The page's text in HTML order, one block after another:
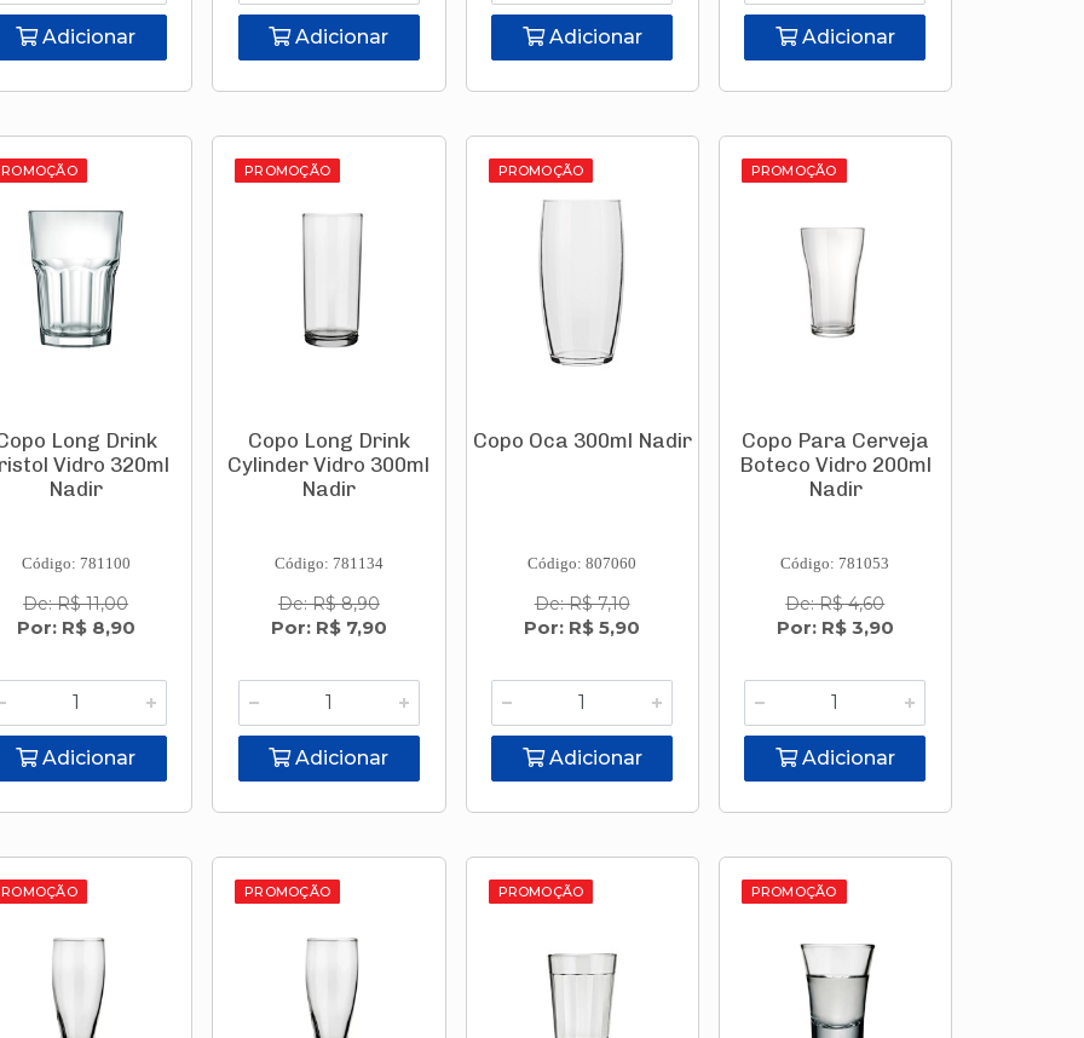
Adicionar Adicionar Adicionar Adicionar
Long Drink
Vidro 320ml
Nadir
Código: 781100
De: R$ 11,00
Por: R$ 8,90
Adicionar
PROMOÇÃO
Copo Long Drink
Cylinder Vidro 300ml
Nadir
Código: 781134
De: R$ 8,90
Por: R$ 7,90
Adicionar
PROMOÇÃO
Copo Oca 300ml Nadir
Código: 807060
De: R$ 7,10
Por: R$ 5,90
Adicionar
PROMOÇÃO
Copo Para Cerveja
Boteco Vidro 200ml
Nadir
Código: 781053
De: R$ 4,60
Por: R$ 3,90
Adicionar
PROMOÇÃO PROMOÇÃO PROMOÇÃO